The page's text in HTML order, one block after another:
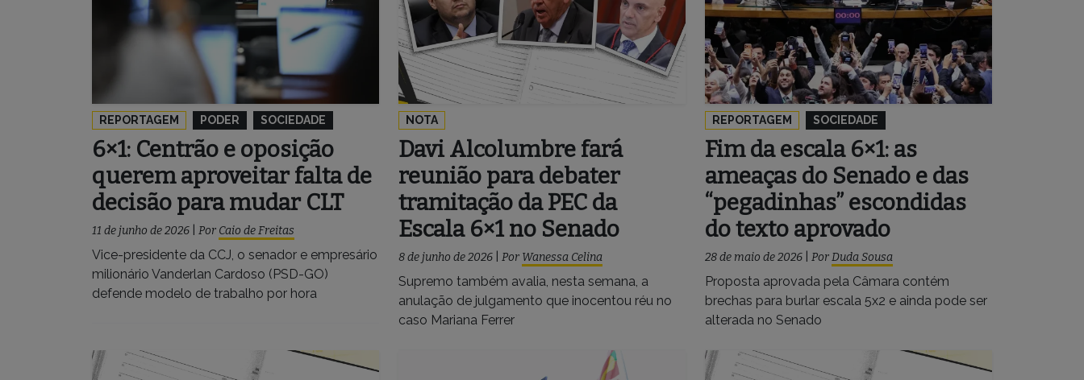
REPORTAGEM PODER SOCIEDADE
6×1: Centrão e oposição
querem aproveitar falta de
decisão para mudar CLT
11 de junho de 2026 Por Caio de Freitas
Vice-presidente da CCJ, o senador e empresário
milionário Vanderlan Cardoso (PSD-GO)
defende modelo de trabalho por hora
NOTA
Davi Alcolumbre fará
reunião para debater
tramitação da PEC da
Escala 6×1 no Senado
8 de junho de 2026 Por Wanessa Celina
Supremo também avalia, nesta semana, a
anulação de julgamento que inocentou réu no
caso Mariana Ferrer
REPORTAGEM SOCIEDADE
Fim da escala 6×1: as
ameaças do Senado e das
“pegadinhas” escondidas
do texto aprovado
28 de maio de 2026 PorDuda Sousa
Proposta aprovada pela Câmara contém
brechas para burlar escala 5x2 e ainda pode ser
alterada no Senado